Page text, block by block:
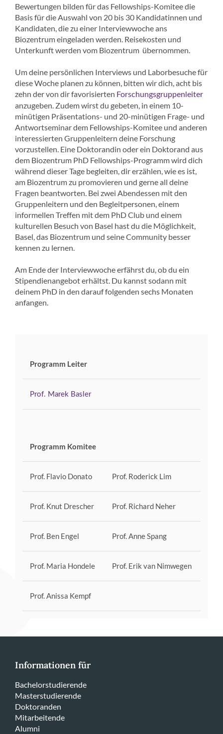
Bewertungen bilden für das Fellowships-Komitee die
Basis für die Auswahl von 20 bis 30 Kandidatinnen und
Kandidaten, die zu einer Interviewwoche ans
Biozentrum eingeladen werden. Reisekosten und
Unterkunft werden vom Biozentrum übernommen.
Um deine persönlichen Interviews und Laborbesuche für
diese Woche planen zu können, bitten wir dich, acht bis
zehn der von dir favorisierten Forschungsgruppenleiter
anzugeben. Zudem wirst du gebeten, in einem 10-
minütigen Präsentations- und 20-minütigen Frage- und
Antwortseminar dem Fellowships-Komitee und anderen
interessierten Gruppenleitern deine Forschung
vorzustellen. Eine Doktorandin oder ein Doktorand aus
dem Biozentrum PhD Fellowships-Programm wird dich
während dieser Tage begleiten, dir erzählen, wie es ist,
am Biozentrum zu promovieren und gerne all deine
Fragen beantworten. Bei zwei Abendessen mit den
Gruppenleitern und den Begleitpersonen, einem
informellen Treffen mit dem PhD Club und einem
kulturellen Besuch von Basel hast du die Möglichkeit,
Basel, das Biozentrum und seine Community besser
kennen zu lernen.
Am Ende der Interviewwoche erfährst du, ob du ein
Stipendienangebot erhältst. Du kannst sodann mit
deinem PhD in den darauf folgenden sechs Monaten
anfangen.
Programm Leiter
Prof. Marek Basler
Programm Komitee
Prof. Flavio Donato Prof. Roderick Lim
Prof. Knut Drescher Prof. Richard Neher
Prof. Ben Engel Prof. Anne Spang
Prof. Maria Hondele Prof. Erik van Nimwegen
Prof. Anissa Kempf
Informationen für
Bachelorstudierende
Masterstudierende
Doktoranden
Mitarbeitende
Alumni